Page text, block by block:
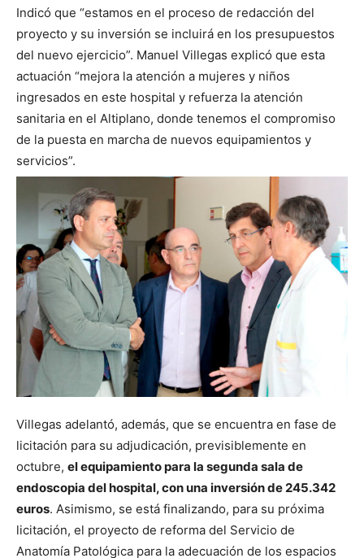
Indicó que “estamos en el proceso de redacción del
proyecto y su inversión se incluirá en los presupuestos
del nuevo ejercicio”. Manuel Villegas explicó que esta
actuación “mejora la atención a mujeres y niños
ingresados en este hospital y refuerza la atención
sanitaria en el Altiplano, donde tenemos el compromiso
de la puesta en marcha de nuevos equipamientos y
servicios”.
Villegas adelantó, además, que se encuentra en fase de
licitación para su adjudicación, previsiblemente en
octubre, el equipamiento para la segunda sala de
endoscopia del hospital, con una inversión de 245.342
euros. Asimismo, se está finalizando, para su próxima
licitación, el proyecto de reforma del Servicio de
Anatomía Patológica para la adecuación de los espacios